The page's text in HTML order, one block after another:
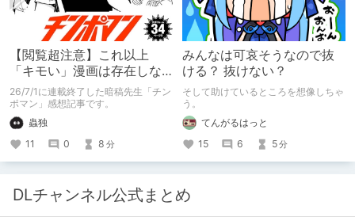
【閲覧超注意】これ以上
「キモい」漫画は存在しな
い？チンポマンとかいう
「魂の殺人」の完成形
26/7/1に連載終了した暗稿先生「チン
ポマン」感想記事です。
蟲独
11
0 8 分
みんなは可哀そうなので抜
ける？ 抜けない？
そして助けているところを想像しちゃ
う。
てんがるはっと
15
6 5分
DLチャンネル公式まとめ